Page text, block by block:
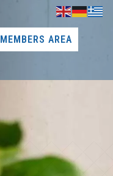
MEMBERS AREA